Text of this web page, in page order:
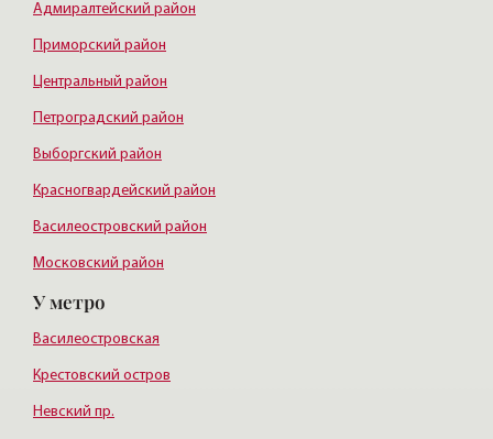
Адмиралтейский район
Приморский район
Центральный район
Петроградский район
Выборгский район
Красногвардейский район
Василеостровский район
Московский район
Курортный район
У метро
Василеостровская
Крестовский остров
Невский пр.